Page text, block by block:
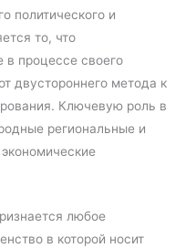
политического и
то, что
процессе своего
двустороннего метода к
Ключевую роль в
региональные и
любое
в которой носит